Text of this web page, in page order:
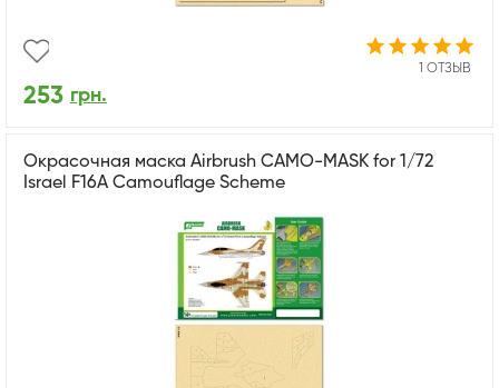
1 ОТЗЫВ
253 грн.
Окрасочная маска Airbrush CAMO-MASK for 1/72
Israel F16A Camouflage Scheme